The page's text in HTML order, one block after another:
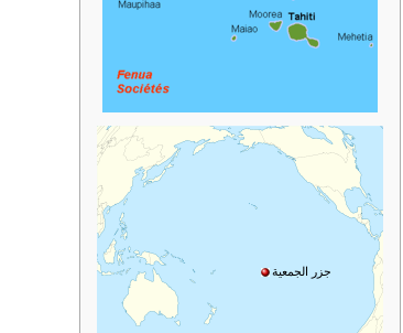
جزر الجمعية